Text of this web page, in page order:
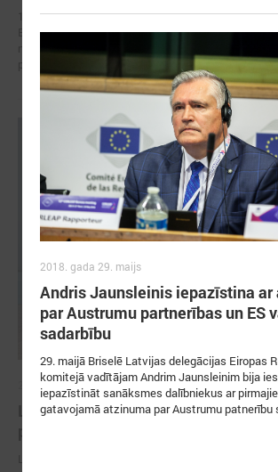
17. jūnijā Eiropas Zaļajā galvaspilsētā Gimarainšā
Eiropas Pilsētu noturības forums (EURESFO 2026),
politikas veidotājus no visas Eiropas.
2026. gada 18. maijs
LPS Azerbaidžānā piedalās
2018. gada 29. maijs
Andris Jaunsleinis iepazīstina ar
par Austrumu partnerības un ES
sadarbību
29. maijā Briselē Latvijas delegācijas Eiropas
komitejā vadītājam Andrim Jaunsleinim bija
iepazīstināt sanāksmes dalībniekus ar
gatavojamā atzinuma par Austrumu patnerību